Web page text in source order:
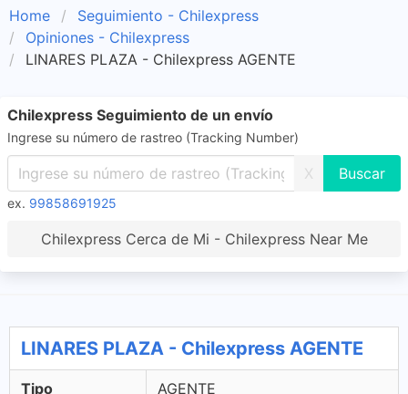
Home
Seguimiento - Chilexpress
Opiniones - Chilexpress
LINARES PLAZA - Chilexpress AGENTE
Chilexpress Seguimiento de un envío
Ingrese su número de rastreo (Tracking Number)
X
ex. 99858691925
Chilexpress Cerca de Mi - Chilexpress Near Me
LINARES PLAZA - Chilexpress AGENTE
Tipo AGENTE